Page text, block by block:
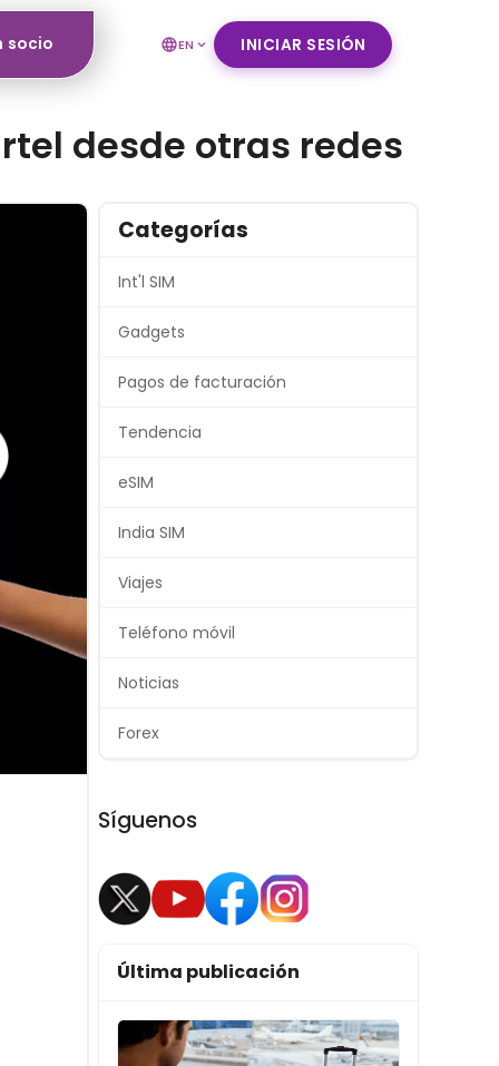
socio EN INICIAR SESIÓN
desde otras redes
Categorías
Int'l SIM
Gadgets
Pagos de facturación
Tendencia
eSIM
India SIM
Viajes
Teléfono móvil
Noticias
Forex
Síguenos
Última publicación